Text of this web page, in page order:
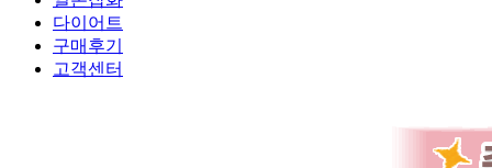
다이어트
구매후기
고객센터